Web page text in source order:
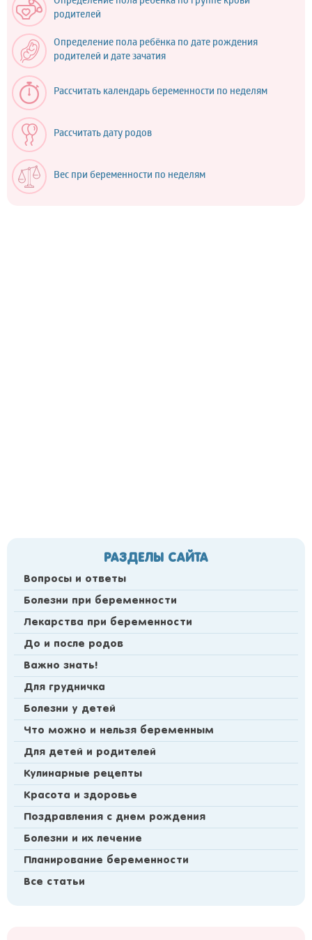
родителей
Определение пола ребёнка по дате рождения
родителей и дате зачатия
Рассчитать календарь беременности по неделям
Рассчитать дату родов
Вес при беременности по неделям
РАЗДЕЛЫ САЙТА
Вопросы и ответы
Болезни при беременности
Лекарства при беременности
До и после родов
Важно знать!
Для грудничка
Болезни у детей
Что можно и нельзя беременным
Для детей и родителей
Кулинарные рецепты
Красота и здоровье
Поздравления с днем рождения
Болезни и их лечение
Планирование беременности
Все статьи